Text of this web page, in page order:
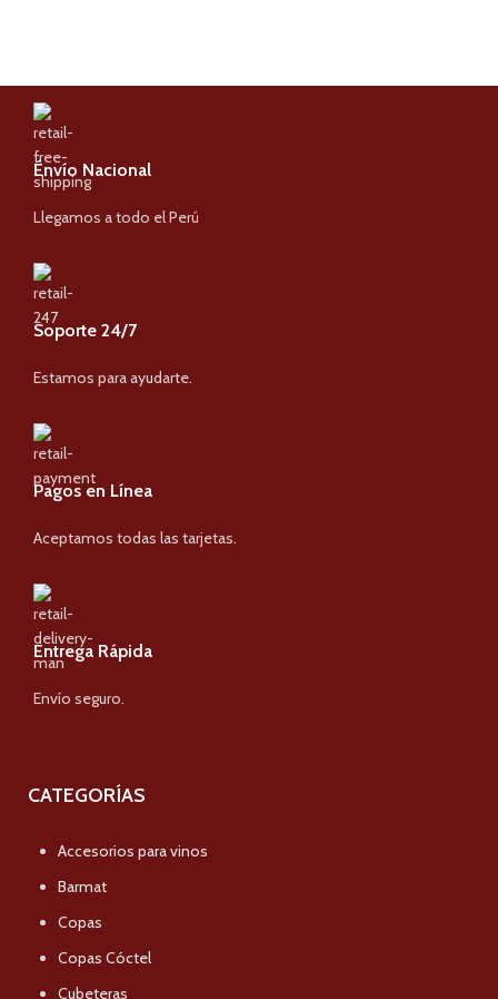
Énvío Nacional
Llegamos a todo el Perú
Soporte 24/7
Estamos para ayudarte.
Pagos en Línea
Aceptamos todas las tarjetas.
Entrega Rápida
Envío seguro.
CATEGORÍAS
Accesorios para vinos
Barmat
Copas
Copas Cóctel
Cubeteras